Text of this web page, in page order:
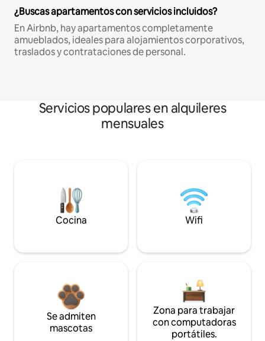
¿Buscas apartamentos con servicios incluidos?
En Airbnb, hay apartamentos completamente
amueblados, ideales para alojamientos corporativos,
traslados y contrataciones de personal.
Servicios populares en alquileres
mensuales
Cocina Wifi
Se admiten
mascotas
Zona para trabajar
con computadoras
portátiles.